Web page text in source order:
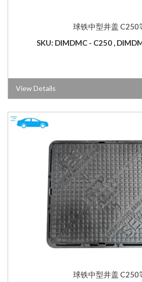
球铁中型井盖 C250
SKU: DIMDMC - C250 ,
View Details
球铁中型井盖 C250